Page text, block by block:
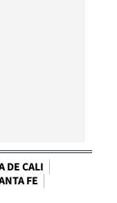
DE CALI
FE